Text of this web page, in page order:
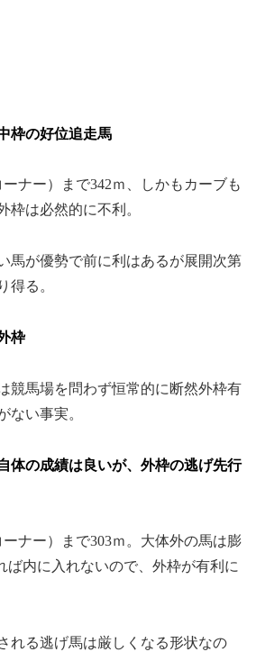
枠の好位追走馬
ナー）まで342ｍ、しかもカーブも
枠は必然的に不利。
馬が優勢で前に利はあるが展開次第
得る。
枠
競馬場を問わず恒常的に断然外枠有
ない事実。
体の成績は良いが、外枠の逃げ先行
ナー）まで303ｍ。大体外の馬は膨
ば内に入れないので、外枠が有利に
れる逃げ馬は厳しくなる形状なの